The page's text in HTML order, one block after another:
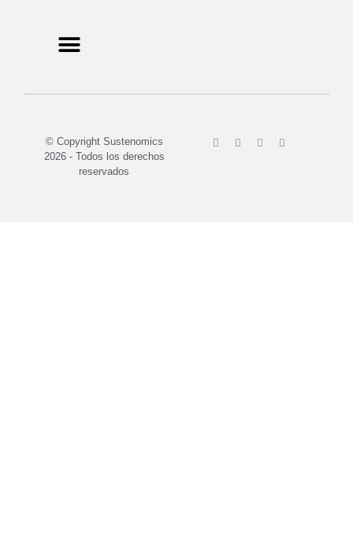
© Copyright Sustenomics
2026 - Todos los derechos
reservados